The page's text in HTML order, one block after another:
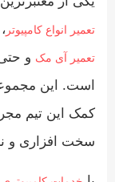
تعمیر انواع کامپیوتر ،
تعمیر آی مک و
است. این
کمک این تیم
سخت افزاری و